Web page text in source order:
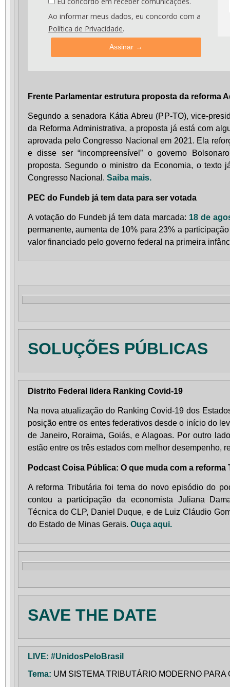
Ao informar meus dados, eu concordo com a
Política de Privacidade.
Assinar →
Frente Parlamentar estrutura proposta da reforma
Segundo a senadora Kátia Abreu (PP-TO), vice-
da Reforma Administrativa, a proposta já está com
aprovada pelo Congresso Nacional em 2021. Ela
e disse ser “incompreensível” o governo
proposta. Segundo o ministro da Economia, o texto
Congresso Nacional. Saiba mais.
PEC do Fundeb já tem data para ser votada
A votação do Fundeb já tem data marcada: 18 de
permanente, aumenta de 10% para 23% a
valor financiado pelo governo federal na primeira
SOLUÇÕES PÚBLICAS
Distrito Federal lidera Ranking Covid-19
Na nova atualização do Ranking Covid-19 dos
posição entre os entes federativos desde o início do
de Janeiro, Roraima, Goiás, e Alagoas. Por outro
estão entre os três estados com melhor desempenho,
Podcast Coisa Pública: O que muda com a reforma
A reforma Tributária foi tema do novo episódio do
contou a participação da economista Juliana
Técnica do CLP, Daniel Duque, e de Luiz Cláudio
do Estado de Minas Gerais. Ouça aqui.
SAVE THE DATE
LIVE: #UnidosPeloBrasil
Tema: UM SISTEMA TRIBUTÁRIO MODERNO PARA